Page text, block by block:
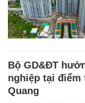
Bộ GD&ĐT
nghiệp tại điểm
Quang